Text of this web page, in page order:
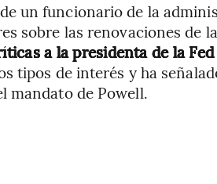
un funcionario de la
sobre las renovaciones de
a la presidenta de la
tipos de interés y ha
mandato de Powell.